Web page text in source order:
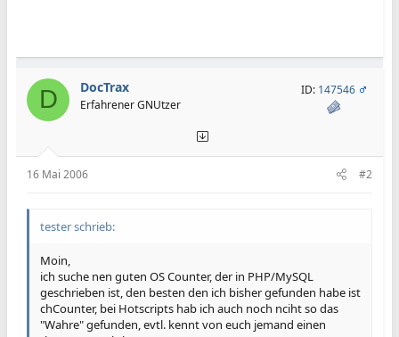
D DocTrax
Erfahrener GNUtzer
ID: 147546
16 Mai 2006 #2
tester schrieb:
Moin,
ich suche nen guten OS Counter, der in PHP/MySQL
geschrieben ist, den besten den ich bisher gefunden habe ist
chCounter, bei Hotscripts hab ich auch noch nciht so das
"Wahre" gefunden, evtl. kennt von euch jemand einen